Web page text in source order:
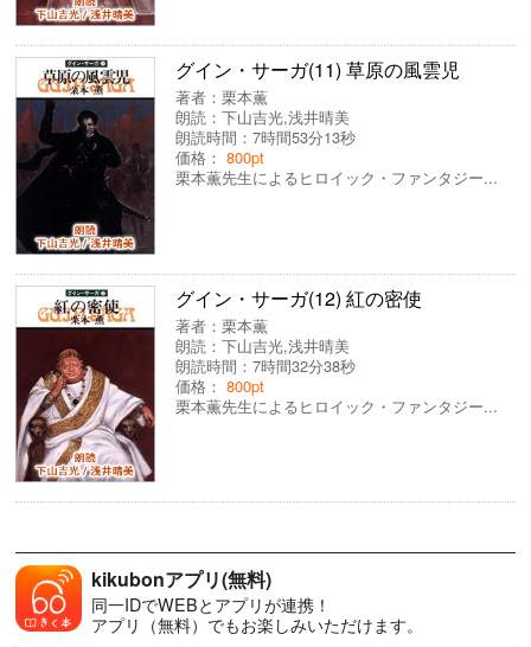
グイン・サーガ(11) 草原の風雲児
著者：栗本薫
朗読：下山吉光,浅井晴美
朗読時間：7時間53分13秒
価格：800pt
栗本薫先生によるヒロイック・ファンタジー...
グイン・サーガ(12) 紅の密使
著者：栗本薫
朗読：下山吉光,浅井晴美
朗読時間：7時間32分38秒
価格：800pt
栗本薫先生によるヒロイック・ファンタジー...
kikubonアプリ(無料)
同一IDでWEBとアプリが連携！
アプリ（無料）でもお楽しみいただけます。